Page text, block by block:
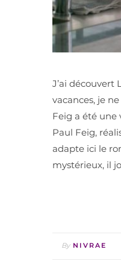
J’ai découvert
vacances, je
Feig a été une
Paul Feig,
adapte ici le
mystérieux, il
By NIVRAE